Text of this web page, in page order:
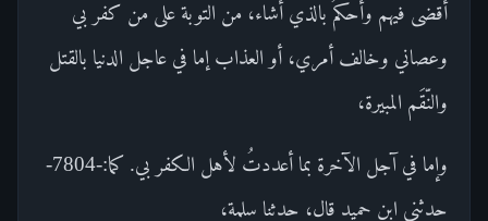
أقضى فيهم وأحكمُ بالذي أشاء، من التوبة على من كفر بي
وعصاني وخالف أمري، أو العذاب إما في عاجل الدنيا بالقتل
والنّقَم المبيرة،
وإما في آجل الآخرة بما أعددتُ لأهل الكفر بي. كما:-7804-
حدثني ابن حميد قال، حدثنا سلمة،